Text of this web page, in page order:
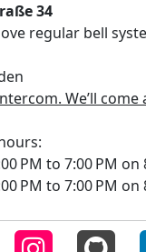
34
regular bell
We’ll come
PM to 7:00 PM on
PM to 7:00 PM on